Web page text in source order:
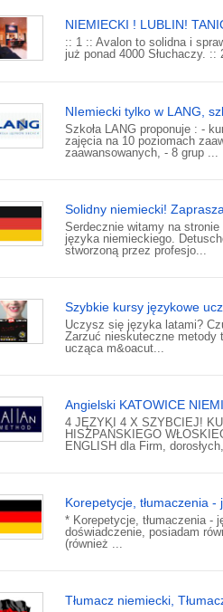
NIEMIECKI ! LUBLIN!
:: 1 :: Avalon to solidna i
już ponad 4000 Słuchaczy.
NIemiecki tylko w LANG,
Szkoła LANG proponuje : -
zajęcia na 10 poziomach
zaawansowanych, - 8 grup ...
Solidny niemiecki!
Serdecznie witamy na
języka niemieckiego.
stworzoną przez profesjo...
Szybkie kursy językowe
Uczysz się języka latami?
Zarzuć nieskuteczne metody
ucząca m&oacut...
Angielski KATOWICE
4 JĘZYKI 4 X SZYBCIEJ!
HISZPAŃSKIEGO
ENGLISH dla Firm,
Korepetycje, tłumaczenia -
* Korepetycje, tłumaczenia -
doświadczenie, posiadam
(również ...
Tłumacz niemiecki,